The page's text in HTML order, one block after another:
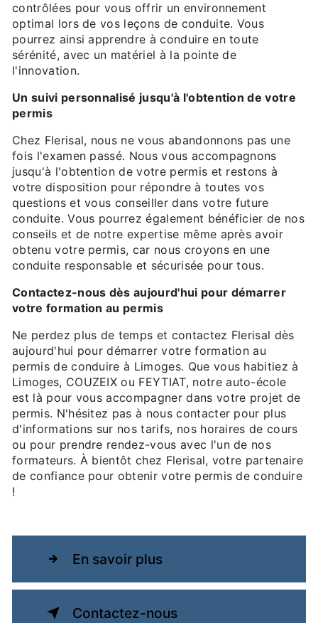
contrôlées pour vous offrir un environnement
optimal lors de vos leçons de conduite. Vous
pourrez ainsi apprendre à conduire en toute
sérénité, avec un matériel à la pointe de
l'innovation.
Un suivi personnalisé jusqu'à l'obtention de votre
permis
Chez Flerisal, nous ne vous abandonnons pas une
fois l'examen passé. Nous vous accompagnons
jusqu'à l'obtention de votre permis et restons à
votre disposition pour répondre à toutes vos
questions et vous conseiller dans votre future
conduite. Vous pourrez également bénéficier de nos
conseils et de notre expertise même après avoir
obtenu votre permis, car nous croyons en une
conduite responsable et sécurisée pour tous.
Contactez-nous dès aujourd'hui pour démarrer
votre formation au permis
Ne perdez plus de temps et contactez Flerisal dès
aujourd'hui pour démarrer votre formation au
permis de conduire à Limoges. Que vous habitiez à
Limoges, COUZEIX ou FEYTIAT, notre auto-école
est là pour vous accompagner dans votre projet de
permis. N'hésitez pas à nous contacter pour plus
d'informations sur nos tarifs, nos horaires de cours
ou pour prendre rendez-vous avec l'un de nos
formateurs. À bientôt chez Flerisal, votre partenaire
de confiance pour obtenir votre permis de conduire
!
En savoir plus
Contactez-nous